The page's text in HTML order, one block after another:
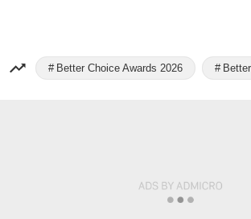
Better Choice Awards 2026